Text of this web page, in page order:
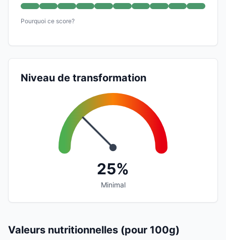
Pourquoi ce score?
Niveau de transformation
25%
Minimal
Valeurs nutritionnelles (pour 100g)